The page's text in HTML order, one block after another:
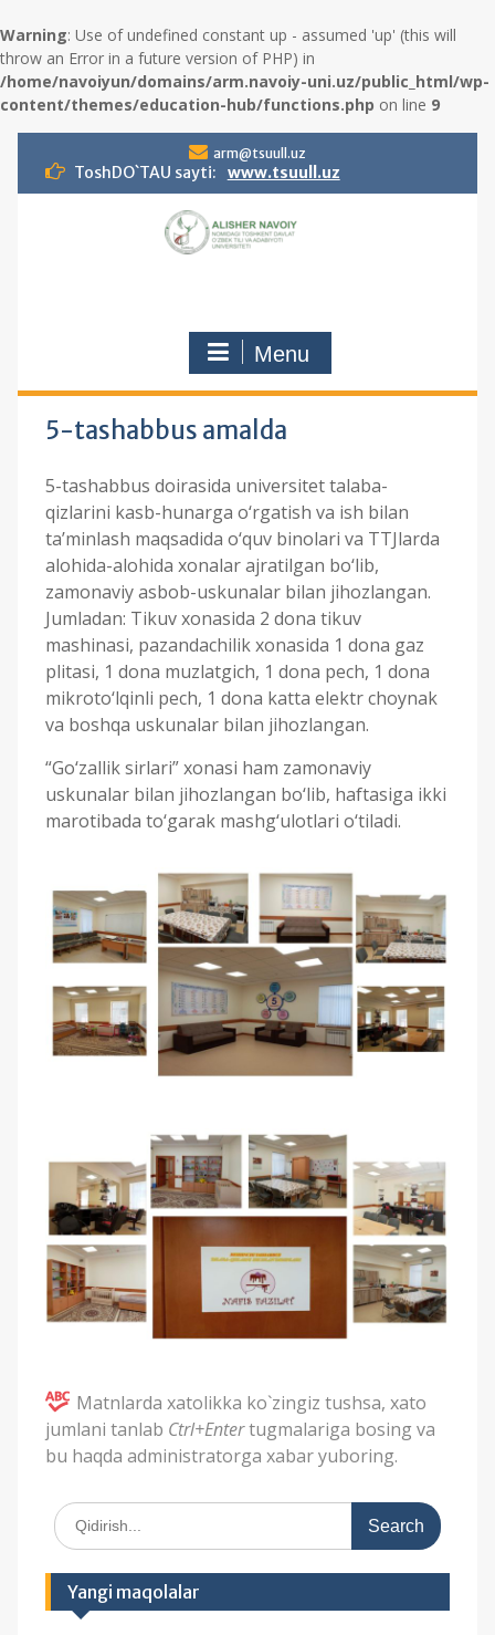
Warning: Use of undefined constant up - assumed 'up' (this will
throw an Error in a future version of PHP) in
/home/navoiyun/domains/arm.navoiy-uni.uz/public_html/wp-
content/themes/education-hub/functions.php on line 9
i
n
arm@tsuull.uz
ToshDO`TAU sayti: www.tsuull.uz
Menu
5-tashabbus amalda
5-tashabbus doirasida universitet talaba-
qizlarini kasb-hunarga o‘rgatish va ish bilan
ta’minlash maqsadida o‘quv binolari va TTJlarda
alohida-alohida xonalar ajratilgan bo‘lib,
zamonaviy asbob-uskunalar bilan jihozlangan.
Jumladan: Tikuv xonasida 2 dona tikuv
mashinasi, pazandachilik xonasida 1 dona gaz
plitasi, 1 dona muzlatgich, 1 dona pech, 1 dona
mikroto‘lqinli pech, 1 dona katta elektr choynak
va boshqa uskunalar bilan jihozlangan.
“Go‘zallik sirlari” xonasi ham zamonaviy
uskunalar bilan jihozlangan bo‘lib, haftasiga ikki
marotibada to‘garak mashg‘ulotlari o‘tiladi.
Matnlarda xatolikka ko`zingiz tushsa, xato
jumlani tanlab Ctrl+Entertugmalariga bosing va
bu haqda administratorga xabar yuboring.
S
e
c
Yangi maqolalar